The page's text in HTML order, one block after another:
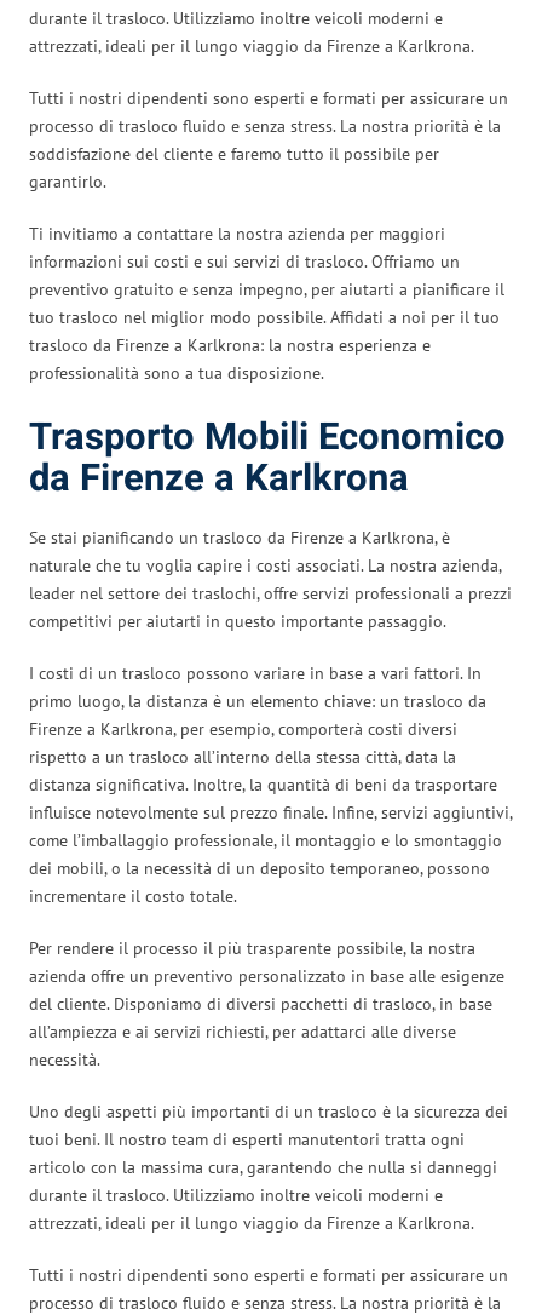
durante il trasloco. Utilizziamo inoltre veicoli moderni e
attrezzati, ideali per il lungo viaggio da Firenze a Karlkrona.
Tutti i nostri dipendenti sono esperti e formati per assicurare un
processo di trasloco fluido e senza stress. La nostra priorità è la
soddisfazione del cliente e faremo tutto il possibile per
garantirlo.
Ti invitiamo a contattare la nostra azienda per maggiori
informazioni sui costi e sui servizi di trasloco. Offriamo un
preventivo gratuito e senza impegno, per aiutarti a pianificare il
tuo trasloco nel miglior modo possibile. Affidati a noi per il tuo
trasloco da Firenze a Karlkrona: la nostra esperienza e
professionalità sono a tua disposizione.
Trasporto Mobili Economico
da Firenze a Karlkrona
Se stai pianificando un trasloco da Firenze a Karlkrona, è
naturale che tu voglia capire i costi associati. La nostra azienda,
leader nel settore dei traslochi, offre servizi professionali a prezzi
competitivi per aiutarti in questo importante passaggio.
I costi di un trasloco possono variare in base a vari fattori. In
primo luogo, la distanza è un elemento chiave: un trasloco da
Firenze a Karlkrona, per esempio, comporterà costi diversi
rispetto a un trasloco all’interno della stessa città, data la
distanza significativa. Inoltre, la quantità di beni da trasportare
influisce notevolmente sul prezzo finale. Infine, servizi aggiuntivi,
come l’imballaggio professionale, il montaggio e lo smontaggio
dei mobili, o la necessità di un deposito temporaneo, possono
incrementare il costo totale.
Per rendere il processo il più trasparente possibile, la nostra
azienda offre un preventivo personalizzato in base alle esigenze
del cliente. Disponiamo di diversi pacchetti di trasloco, in base
all’ampiezza e ai servizi richiesti, per adattarci alle diverse
necessità.
Uno degli aspetti più importanti di un trasloco è la sicurezza dei
tuoi beni. Il nostro team di esperti manutentori tratta ogni
articolo con la massima cura, garantendo che nulla si danneggi
durante il trasloco. Utilizziamo inoltre veicoli moderni e
attrezzati, ideali per il lungo viaggio da Firenze a Karlkrona.
Tutti i nostri dipendenti sono esperti e formati per assicurare un
processo di trasloco fluido e senza stress. La nostra priorità è la